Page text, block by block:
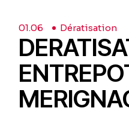
01.06 Dératisation